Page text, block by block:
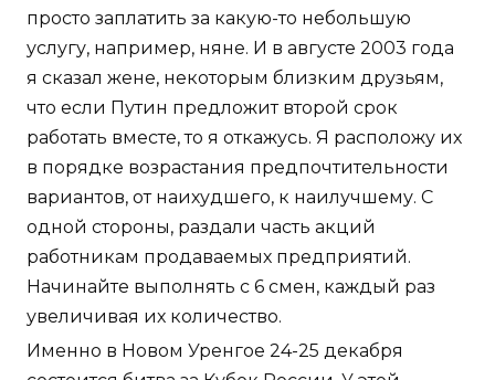
просто заплатить за какую-то небольшую
услугу, например, няне. И в августе 2003 года
я сказал жене, некоторым близким друзьям,
что если Путин предложит второй срок
работать вместе, то я откажусь. Я расположу их
в порядке возрастания предпочтительности
вариантов, от наихудшего, к наилучшему. С
одной стороны, раздали часть акций
работникам продаваемых предприятий.
Начинайте выполнять с 6 смен, каждый раз
увеличивая их количество.
Именно в Новом Уренгое 24-25 декабря